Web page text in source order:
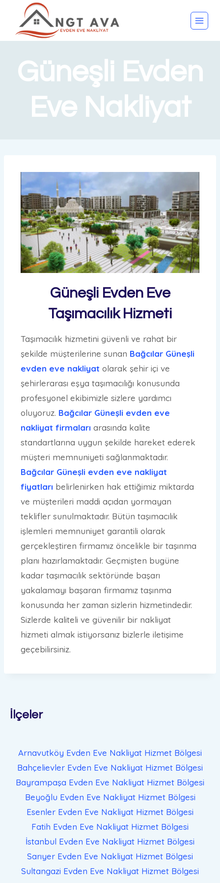
Güneşli Evden
Eve Nakliyat
Güneşli Evden Eve
Taşımacılık Hizmeti
Taşımacılık hizmetini güvenli ve rahat bir
şekilde müşterilerine sunan Bağcılar Güneşli
evden eve nakliyat olarak şehir içi ve
şehirlerarası eşya taşımacılığı konusunda
profesyonel ekibimizle sizlere yardımcı
oluyoruz. Bağcılar Güneşli evden eve
nakliyat firmaları arasında kalite
standartlarına uygun şekilde hareket ederek
müşteri memnuniyeti sağlanmaktadır.
Bağcılar Güneşli evden eve nakliyat
fiyatları belirlenirken hak ettiğimiz miktarda
ve müşterileri maddi açıdan yormayan
teklifler sunulmaktadır. Bütün taşımacılık
işlemleri memnuniyet garantili olarak
gerçekleştiren firmamız öncelikle bir taşınma
planı hazırlamaktadır. Geçmişten bugüne
kadar taşımacılık sektöründe başarı
yakalamayı başaran firmamız taşınma
konusunda her zaman sizlerin hizmetindedir.
Sizlerde kaliteli ve güvenilir bir nakliyat
hizmeti almak istiyorsanız bizlerle iletişime
geçebilirsiniz.
İlçeler
Arnavutköy Evden Eve Nakliyat Hizmet Bölgesi
Bahçelievler Evden Eve Nakliyat Hizmet Bölgesi
Bayrampaşa Evden Eve Nakliyat Hizmet Bölgesi
Beyoğlu Evden Eve Nakliyat Hizmet Bölgesi
Esenler Evden Eve Nakliyat Hizmet Bölgesi
Fatih Evden Eve Nakliyat Hizmet Bölgesi
İstanbul Evden Eve Nakliyat Hizmet Bölgesi
Sarıyer Evden Eve Nakliyat Hizmet Bölgesi
Sultangazi Evden Eve Nakliyat Hizmet Bölgesi